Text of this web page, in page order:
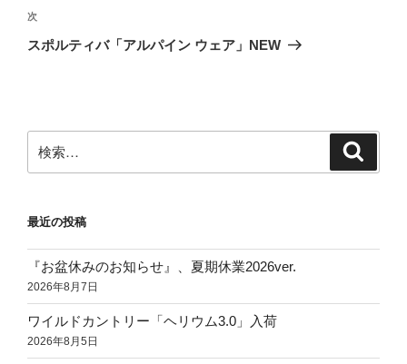
ビ
ゲ
ン
稿
次
の
次
スポルティバ「アルパイン ウェア」NEW
索:
最近の投稿
『お盆休みのお知らせ』、夏期休業2026ver.
2026年8月7日
ワイルドカントリー「ヘリウム3.0」入荷
2026年8月5日